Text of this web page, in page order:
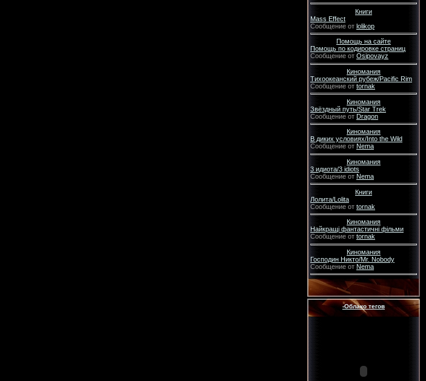
Книги
Mass Effect
Сообщение от lolikop
Помощь на сайте
Помощь по кодировке страниц
Сообщение от Osipovayz
Киномания
Тихоокеанский рубеж/Pacific Rim
Сообщение от tornak
Киномания
Звёздный путь/Star Trek
Сообщение от Dragon
Киномания
В диких условиях/Into the Wild
Сообщение от Nema
Киномания
3 идиота/3 idiots
Сообщение от Nema
Книги
Лолита/Lolita
Сообщение от tornak
Киномания
Найкращі фантастичні фільми
Сообщение от tornak
Киномания
Господин Никто/Mr. Nobody
Сообщение от Nema
-Облако тегов